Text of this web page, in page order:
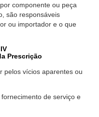
componente ou peça
são responsáveis
ou importador e o que
Prescrição
pelos vícios aparentes ou
de serviço e